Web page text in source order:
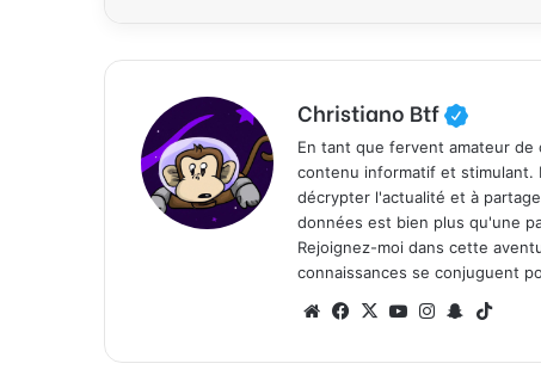
Christiano Btf
En tant que fervent amateur
contenu informatif et stimulant.
décrypter l'actualité et à
données est bien plus qu'une
Rejoignez-moi dans cette
connaissances se conjuguent
We
te
Fa
bo
X
Yo
ub
Ins
ra
Sn
ch
k